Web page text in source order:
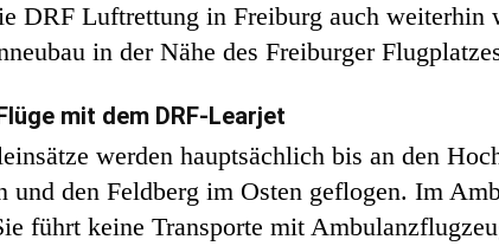
DRF Luftrettung in Freiburg auch weiterhin
in der Nähe des Freiburger
mit dem DRF-Learjet
werden hauptsächlich bis an den
und den Feldberg im Osten geflogen. Im
führt keine Transporte mit